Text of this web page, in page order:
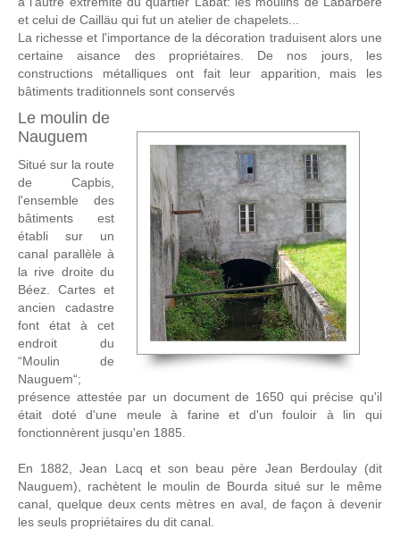
et celui de Cailläu qui fut un atelier de chapelets...
La richesse et l'importance de la décoration traduisent alors une
certaine aisance des propriétaires. De nos jours, les
constructions métalliques ont fait leur apparition, mais les
bâtiments traditionnels sont conservés
Le moulin de
Nauguem
Situé sur la route
de Capbis,
l'ensemble des
bâtiments est
établi sur un
canal parallèle à
la rive droite du
Béez. Cartes et
ancien cadastre
font état à cet
endroit du
“Moulin de
Nauguem“;
présence attestée par un document de 1650 qui précise qu'il
était doté d'une meule à farine et d'un fouloir à lin qui
fonctionnèrent jusqu'en 1885.
En 1882, Jean Lacq et son beau père Jean Berdoulay (dit
Nauguem), rachètent le moulin de Bourda situé sur le même
canal, quelque deux cents mètres en aval, de façon à devenir
les seuls propriétaires du dit canal.